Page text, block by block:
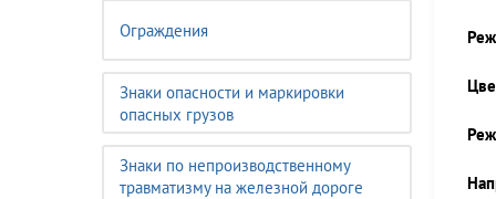
Ограждения
Знаки опасности и маркировки
опасных грузов
Знаки по непроизводственному
травматизму на железной дороге